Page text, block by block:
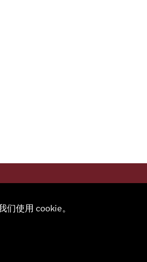
联系
代表
使用 cookie。